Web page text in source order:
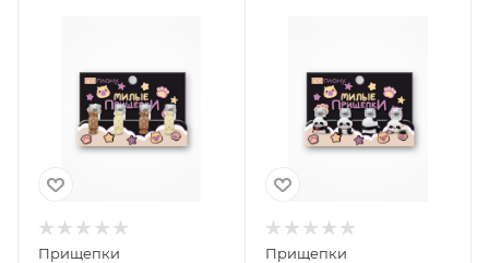
Прищепки
Прищепки